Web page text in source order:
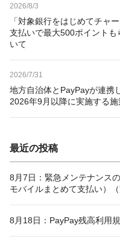
2026/8/3
「対象銀行をはじめてチャ
支払いで最大500ポイント
いて
2026/7/31
地方自治体とPayPayが連携
2026年9月以降に実施する施
最近の投稿
8月7日：緊急メンテナンス
モバイルまとめて支払い）（
8月18日：PayPay残高利用